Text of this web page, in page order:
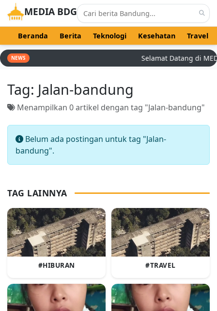
MEDIA BDG
Beranda Berita Teknologi Kesehatan Travel
NEWS Selamat Datang di
Tag: Jalan-bandung
Menampilkan 0 artikel dengan tag "Jalan-bandung"
Belum ada postingan untuk tag "Jalan-
bandung".
TAG LAINNYA
#HIBURAN #TRAVEL